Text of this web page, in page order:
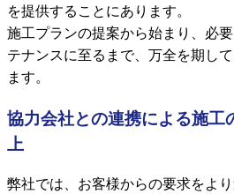
を提供することにあります。
施工プランの提案から始まり、必
テナンスに至るまで、万全を期し
ます。
協力会社との連携による施工
上
弊社では、お客様からの要求をよ